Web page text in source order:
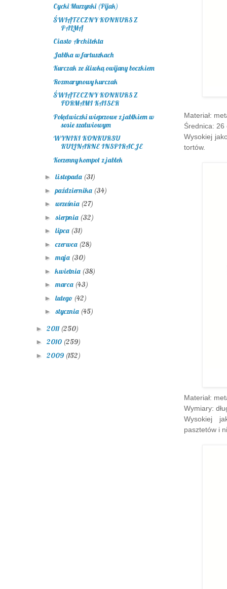
Materiał:
Średnica: 26
Wysokiej
tortów.
Materiał:
Wymiary:
Wysokiej
pasztetów i
Cycki Murzynki (Pijak)
ŚWIĄTECZNY KONKURS Z
PALMĄ
Ciasto Architekta
Jabłka w fartuszkach
Kurczak ze śliwką owijany boczkiem
Rozmarynowy kurczak
ŚWIĄTECZNY KONKURS Z
FORMAMI KAISER
Polędwiczki wieprzowe z jabłkiem w
sosie szałwiowym
WYNIKI KONKURSU
KULINARNE INSPIRACJE
Korzenny kompot z jabłek
► listopada (31)
►października (34)
► września (27)
► sierpnia (32)
► lipca (31)
►czerwca (28)
►maja (30)
►kwietnia (38)
►marca (43)
► lutego (42)
► stycznia (45)
► 2011 (250)
► 2010 (259)
► 2009 (152)